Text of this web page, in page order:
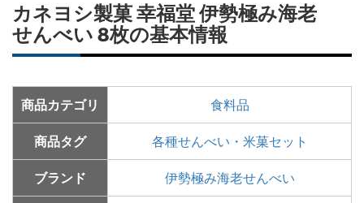
カネヨシ製菓 幸福堂 伊勢極み海老
せんべい 8枚の基本情報
商品カテゴリ
食料品
商品タグ
各種せんべい・米菓セット
ブランド
伊勢極み海老せんべい